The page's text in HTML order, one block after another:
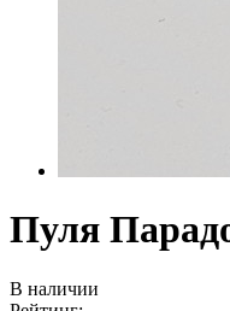
Пуля
В наличии